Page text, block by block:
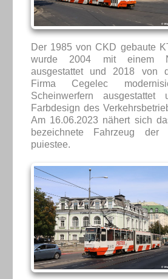
Der 1985 von CKD gebaute
wurde 2004 mit einem
ausgestattet und 2018 von
Firma Cegelec
Scheinwerfern
Farbdesign des
Am 16.06.2023 nähert sich
bezeichnete Fahrzeug der
puiestee.